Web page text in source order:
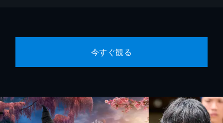
今すぐ観る